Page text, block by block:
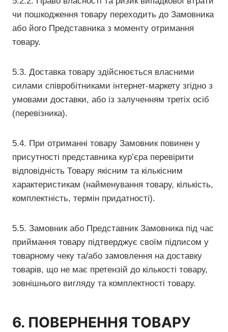
чи пошкодження товару переходить до Замовника
або його Представника з моменту отримання
товару.
5.3. Доставка товару здійснюється власними
силами співробітниками інтернет-маркету згідно з
умовами доставки, або із залученням третіх осіб
(перевізника).
5.4. При отриманні товару Замовник повинен у
присутності представника кур’єра перевірити
відповідність Товару якісним та кількісним
характеристикам (найменування товару, кількість,
комплектність, термін придатності).
5.5. Замовник або Представник Замовника під час
приймання товару підтверджує своїм підписом у
товарному чеку та/або замовлення на доставку
товарів, що не має претензій до кількості товару,
зовнішнього вигляду та комплектності товару.
6. ПОВЕРНЕННЯ ТОВАРУ